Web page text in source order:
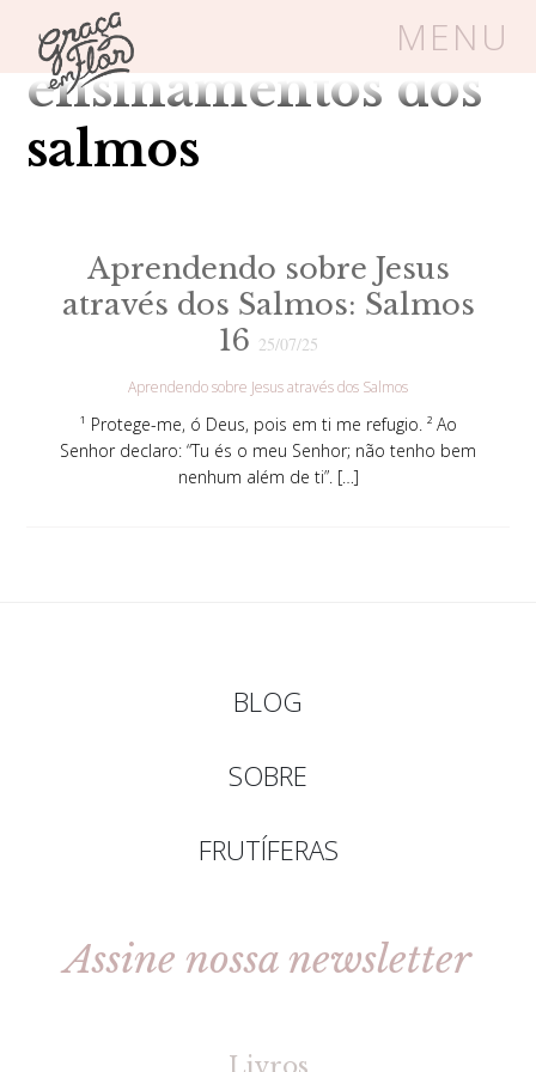
MENU
Um espaço seguro onde mulheres
cristãs podem florescer em Cristo
Livros Carrinho Login
BLOG
SOBRE
Tag Arquivos:
ensinamentos dos
salmos
Aprendendo sobre Jesus
através dos Salmos: Salmos
16 25/07/25
Aprendendo sobre Jesus através dos Salmos
¹ Protege-me, ó Deus, pois em ti me refugio. ² Ao
Senhor declaro: “Tu és o meu Senhor; não tenho bem
nenhum além de ti”. […]
BLOG
SOBRE
FRUTÍFERAS
Assine nossa newsletter